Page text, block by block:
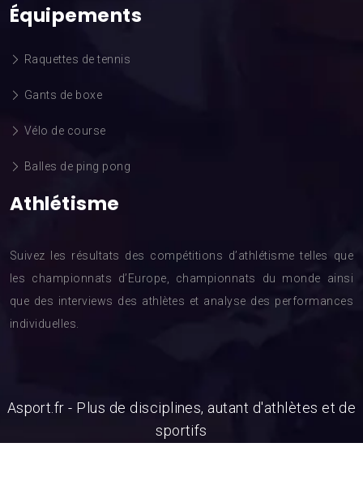
Équipements
Raquettes de tennis
Gants de boxe
Vélo de course
Balles de ping pong
Athlétisme
Suivez les résultats des compétitions d’athlétisme telles que
les championnats d’Europe, championnats du monde ainsi
que des interviews des athlètes et analyse des performances
individuelles.
Asport.fr - Plus de disciplines, autant d'athlètes et de
sportifs